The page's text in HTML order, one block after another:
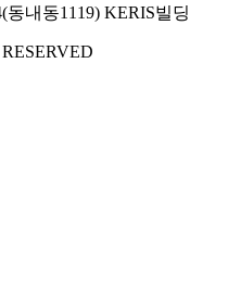
내동1119) KERIS빌딩